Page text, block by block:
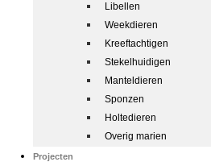
Libellen
Weekdieren
Kreeftachtigen
Stekelhuidigen
Manteldieren
Sponzen
Holtedieren
Overig marien
Projecten